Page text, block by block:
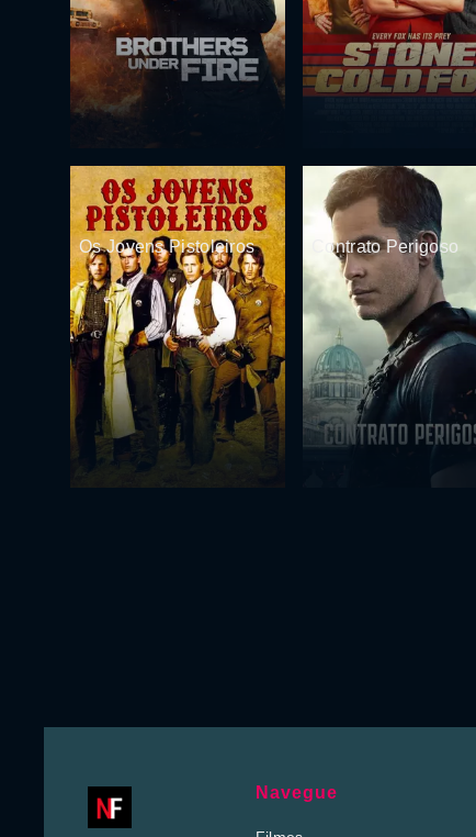
Os Jovens Pistoleiros Contrato Perigoso
Navegue